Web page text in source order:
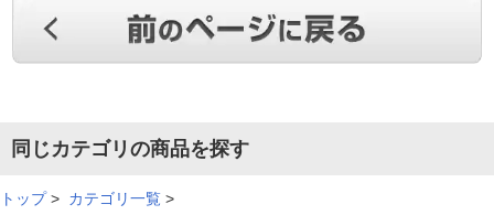
同じカテゴリの商品を探す
トップ> カテゴリ一覧 >